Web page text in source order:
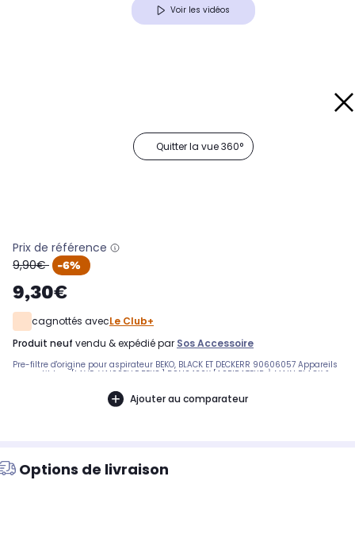
Voir les vidéos
Quitter la vue 360°
Prix de référence
oldPrice
9,90€ -6%
9,30€
cagnottés avecLe Club+
produit neuf vendu & expédié par Sos Accessoire
Pre-filtre d'origine pour aspirateur BEKO, BLACK ET DECKERR 90606057 Appareils
compatibles : [LAVE-VAISSELLE BEKO:] DSN2420X [ASPIRATEUR À MAIN BLACK &
Ajouter au comparateur
Options de livraison